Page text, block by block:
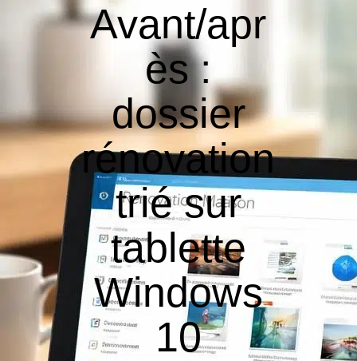
Avant/apr
ès :
dossier
rénovation
trié sur
tablette
Windows
10